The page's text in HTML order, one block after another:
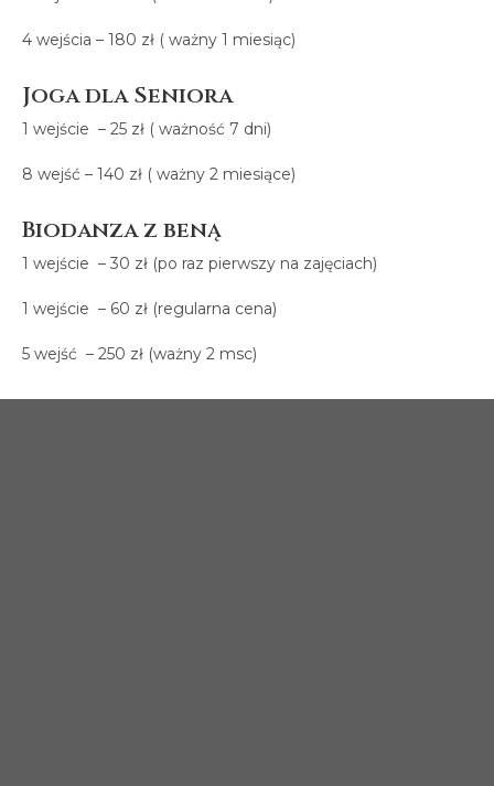
4 wejścia – 180 zł ( ważny 1 miesiąc)
Joga dla Seniora
1 wejście – 25 zł ( ważność 7 dni)
8 wejść – 140 zł ( ważny 2 miesiące)
Biodanza z beną
1 wejście – 30 zł (po raz pierwszy na zajęciach)
1 wejście – 60 zł (regularna cena)
5 wejść – 250 zł (ważny 2 msc)